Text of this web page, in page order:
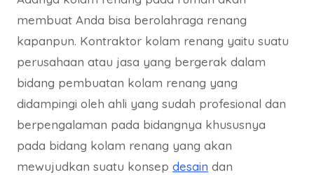
membuat Anda bisa berolahraga renang
kapanpun. Kontraktor kolam renang yaitu suatu
perusahaan atau jasa yang bergerak dalam
bidang pembuatan kolam renang yang
didampingi oleh ahli yang sudah profesional dan
berpengalaman pada bidangnya khususnya
pada bidang kolam renang yang akan
mewujudkan suatu konsep desain dan